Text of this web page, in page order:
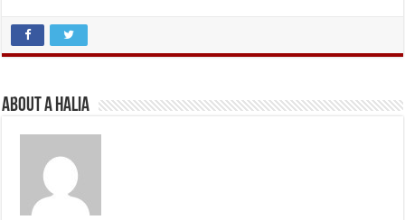
About A Halia